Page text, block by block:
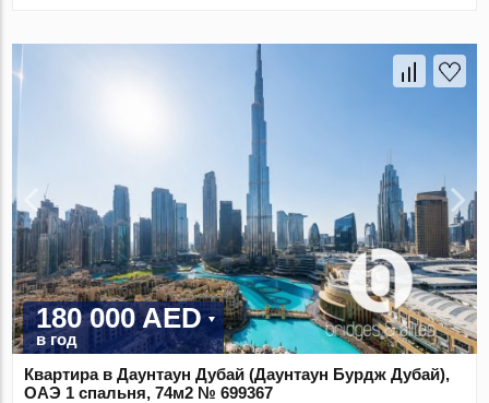
180 000 AED
в год
Квартира в Даунтаун Дубай (Даунтаун Бурдж Дубай),
ОАЭ 1 спальня, 74м2 № 699367